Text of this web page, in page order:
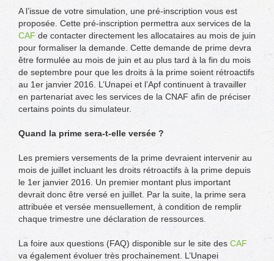
A l’issue de votre simulation, une pré-inscription vous est
proposée. Cette pré-inscription permettra aux services de la
CAF de contacter directement les allocataires au mois de juin
pour formaliser la demande. Cette demande de prime devra
être formulée au mois de juin et au plus tard à la fin du mois
de septembre pour que les droits à la prime soient rétroactifs
au 1er janvier 2016. L’Unapei et l’Apf continuent à travailler
en partenariat avec les services de la CNAF afin de préciser
certains points du simulateur.
Quand la prime sera-t-elle versée ?
Les premiers versements de la prime devraient intervenir au
mois de juillet incluant les droits rétroactifs à la prime depuis
le 1er janvier 2016. Un premier montant plus important
devrait donc être versé en juillet. Par la suite, la prime sera
attribuée et versée mensuellement, à condition de remplir
chaque trimestre une déclaration de ressources.
La foire aux questions (FAQ) disponible sur le site des CAF
va également évoluer très prochainement. L’Unapei